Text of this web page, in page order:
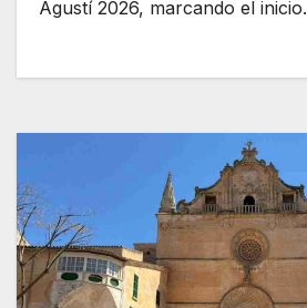
Agustí 2026, marcando el